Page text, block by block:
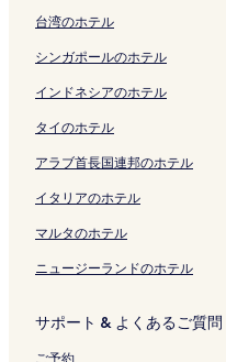
ペ
ジ
を
く
ン
の
ー
ジ
開
リ
ク
e
!
の
ー
を
く
リ
ン
ク
!
ペ
ー
を
く
ン
ク
a
e
の
ー
を
く
リ
ン
ク
e
の
ペ
ジ
開
リ
ン
ク
ク
o
n
!
ペ
ジ
開
く
リ
ン
a
k
A
e
の
ー
ジ
を
開
ン
ン
S
u
d
o
e
r
e
a
t
ー
b
i
t
a
e
&
C
a
s
e
ン
ー
を
開
リ
ク
l
g
e
ペ
ジ
開
く
リ
ン
a
r
a
t
ペ
ジ
を
開
く
ク
r
P
o
t
r
h
e
m
e
ペ
ペ
ジ
を
く
ン
c
o
r
a
B
B
a
n
d
u
台湾のホテル
シンガポールのホテル
インドネシアのホテル
タイのホテル
アラブ首長国連邦のホテル
イタリアのホテル
マルタのホテル
ニュージーランドのホテル
サポート & よくあるご質問
ご予約